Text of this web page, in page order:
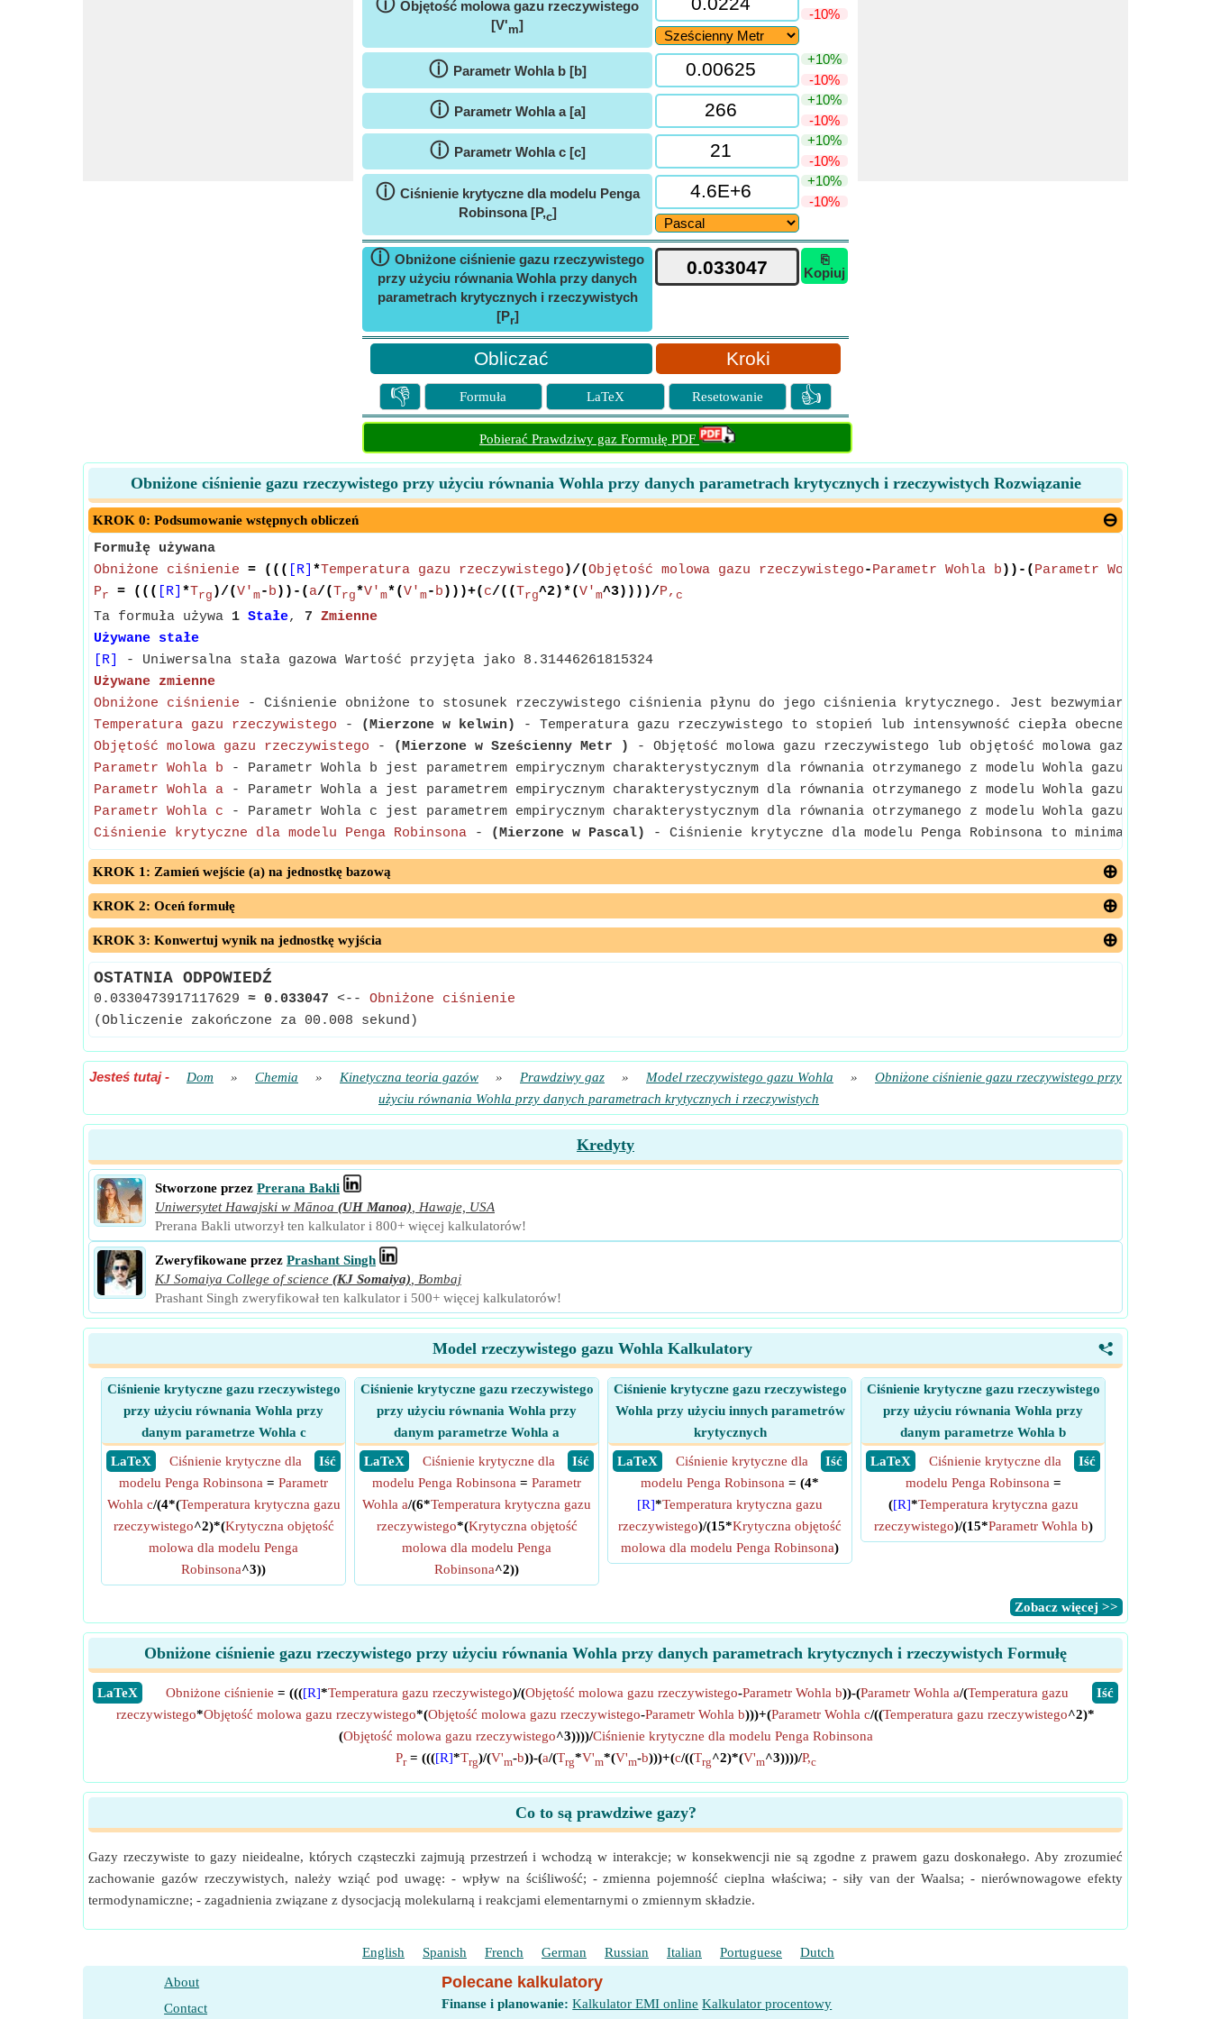
Objętość molowa gazu rzeczywistego
[V'm]
-10%
ⓘ Parametr Wohla b [b]
+10%
-10%
ⓘ Parametr Wohla a [a]
+10%
-10%
ⓘ Parametr Wohla c [c]
+10%
-10%
ⓘ Ciśnienie krytyczne dla modelu Penga
Robinsona [P,c]
+10%
-10%
ⓘ Obniżone ciśnienie gazu rzeczywistego
przy użyciu równania Wohla przy danych
parametrach krytycznych i rzeczywistych
[Pr]
⎘
Kopiuj
Kroki
👎 Formuła LaTeX Resetowanie 👍
Pobierać Prawdziwy gaz Formułę PDF
Obniżone ciśnienie gazu rzeczywistego przy użyciu równania Wohla przy danych parametrach krytycznych i rzeczywistych Rozwiązanie
KROK 0: Podsumowanie wstępnych obliczeń
Formułę używana
Obniżone ciśnienie = ((( [R] *Temperatura gazu rzeczywistego )/(Objętość molowa gazu rzeczywistego-Parametr Wohla b ))-( Parametr Wohla a
Pr = ((( [R] *Trg )/(V' m-b ))-( a/(Trg*V' m*(V' m-b )))+( c/((Trg^2)*(V' m^3))))/P, c
Ta formuła używa 1 Stałe, 7 Zmienne
Używane stałe
[R]
- Uniwersalna stała gazowa Wartość przyjęta jako 8.31446261815324
Używane zmienne
Obniżone ciśnienie - Ciśnienie obniżone to stosunek rzeczywistego ciśnienia płynu do jego ciśnienia krytycznego. Jest bezwymiarowe.
Temperatura gazu rzeczywistego - (Mierzone w kelwin)
- Temperatura gazu rzeczywistego to stopień lub intensywność ciepła obecnego w
Objętość molowa gazu rzeczywistego - (Mierzone w Sześcienny Metr )
- Objętość molowa gazu rzeczywistego lub objętość molowa gazu to
Parametr Wohla b - Parametr Wohla b jest parametrem empirycznym charakterystycznym dla równania otrzymanego z modelu Wohla gazu
Parametr Wohla a - Parametr Wohla a jest parametrem empirycznym charakterystycznym dla równania otrzymanego z modelu Wohla gazu
Parametr Wohla c - Parametr Wohla c jest parametrem empirycznym charakterystycznym dla równania otrzymanego z modelu Wohla gazu
Ciśnienie krytyczne dla modelu Penga Robinsona - (Mierzone w Pascal) - Ciśnienie krytyczne dla modelu Penga Robinsona to minimalne
KROK 1: Zamień wejście (a) na jednostkę bazową
KROK 2: Oceń formułę
KROK 3: Konwertuj wynik na jednostkę wyjścia
OSTATNIA ODPOWIEDŹ
0.0330473917117629 ≈ 0.033047 <-- Obniżone ciśnienie
(Obliczenie zakończone za 00.008 sekund)
Jesteś tutaj- Dom » Chemia » Kinetyczna teoria gazów » Prawdziwy gaz » Model rzeczywistego gazu Wohla »
Obniżone ciśnienie gazu rzeczywistego przy
użyciu równania Wohla przy danych parametrach krytycznych i rzeczywistych
Kredyty
Stworzone przez Prerana Bakli
Uniwersytet Hawajski w Mānoa (UH Manoa)
Hawaje, USA
Prerana Bakli utworzył ten kalkulator i 800+ więcej kalkulatorów!
Zweryfikowane przez Prashant Singh
KJ Somaiya College of science (KJ Somaiya)
Bombaj
Prashant Singh zweryfikował ten kalkulator i 500+ więcej kalkulatorów!
<
Model rzeczywistego gazu Wohla Kalkulatory
Ciśnienie krytyczne gazu rzeczywistego
przy użyciu równania Wohla przy
danym parametrze Wohla c
​ LaTeX
​ Iść
Ciśnienie krytyczne dla
modelu Penga Robinsona = Parametr
Wohla c/(4*(Temperatura krytyczna gazu
rzeczywistego^2)*(Krytyczna objętość
molowa dla modelu Penga
Robinsona^3))
Ciśnienie krytyczne gazu rzeczywistego
przy użyciu równania Wohla przy
danym parametrze Wohla a
​ LaTeX
​ Iść
Ciśnienie krytyczne dla
modelu Penga Robinsona = Parametr
Wohla a/(6*Temperatura krytyczna gazu
rzeczywistego*(Krytyczna objętość
molowa dla modelu Penga
Robinsona^2))
Ciśnienie krytyczne gazu rzeczywistego
Wohla przy użyciu innych parametrów
krytycznych
​ LaTeX
​ Iść
Ciśnienie krytyczne dla
modelu Penga Robinsona = (4*
[R]*Temperatura krytyczna gazu
rzeczywistego)/(15*Krytyczna objętość
molowa dla modelu Penga Robinsona)
Ciśnienie krytyczne gazu rzeczywistego
przy użyciu równania Wohla przy
danym parametrze Wohla b
​ LaTeX
​ Iść
Ciśnienie krytyczne dla
modelu Penga Robinsona =
([R]*Temperatura krytyczna gazu
rzeczywistego)/(15*Parametr Wohla b)
​Zobacz więcej >>
Obniżone ciśnienie gazu rzeczywistego przy użyciu równania Wohla przy danych parametrach krytycznych i rzeczywistych Formułę
​LaTeX ​Iść
Obniżone ciśnienie = ((([R]*Temperatura gazu rzeczywistego)/(Objętość molowa gazu rzeczywistego-Parametr Wohla b))-(Parametr Wohla a/(Temperatura gazu
rzeczywistego*Objętość molowa gazu rzeczywistego*(Objętość molowa gazu rzeczywistego-Parametr Wohla b)))+(Parametr Wohla c/((Temperatura gazu rzeczywistego^2)*
(Objętość molowa gazu rzeczywistego^3))))/Ciśnienie krytyczne dla modelu Penga Robinsona
Pr= ((([R]*Trg)/(V'm-b))-(a/(Trg*V'm*(V'm-b)))+(c/((Trg^2)*(V'm^3))))/P,c
Co to są prawdziwe gazy?
Gazy rzeczywiste to gazy nieidealne, których cząsteczki zajmują przestrzeń i wchodzą w interakcje; w konsekwencji nie są zgodne z prawem gazu doskonałego. Aby zrozumieć
zachowanie gazów rzeczywistych, należy wziąć pod uwagę: - wpływ na ściśliwość; - zmienna pojemność cieplna właściwa; - siły van der Waalsa; - nierównowagowe efekty
termodynamiczne; - zagadnienia związane z dysocjacją molekularną i reakcjami elementarnymi o zmiennym składzie.
English Spanish French German Russian Italian Portuguese Dutch
About
Contact
Polecane kalkulatory
Finanse i planowanie: Kalkulator EMI online Kalkulator procentowy